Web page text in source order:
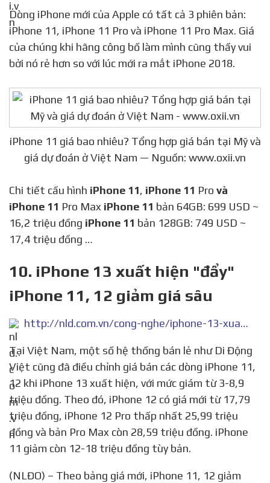
Dòng iPhone mới của Apple có tất cả 3 phiên bản:
iPhone 11, iPhone 11 Pro và iPhone 11 Pro Max. Giá
của chúng khi hãng công bố làm mình cũng thấy vui
bởi nó rẻ hơn so với lúc mới ra mắt iPhone 2018.
iPhone 11 giá bao nhiêu? Tổng hợp giá bán tại Mỹ và
giá dự đoán ở Việt Nam — Nguồn: www.oxii.vn
Chi tiết cấu hình iPhone 11, iPhone 11 Pro và
iPhone 11 Pro Max iPhone 11 bản 64GB: 699 USD ~
16,2 triệu đồng iPhone 11 bản 128GB: 749 USD ~
17,4 triệu đồng …
10. iPhone 13 xuất hiện "đẩy"
iPhone 11, 12 giảm giá sâu
http://nld.com.vn/cong-nghe/iphone-13-xuat-hien-day-iphone-11-12-giam-gia-sau-20210915105747153.htm
Tại Việt Nam, một số hệ thống bán lẻ như Di Động
Việt cũng đã điều chỉnh giá bán các dòng iPhone 11,
12 khi iPhone 13 xuất hiện, với mức giám từ 3-8,9
triệu đồng. Theo đó, iPhone 12 có giá mới từ 17,79
triệu đồng, iPhone 12 Pro thấp nhất 25,99 triệu
đồng và bản Pro Max còn 28,59 triệu đồng. iPhone
11 giảm còn 12-18 triệu đồng tùy bản.
(NLĐO) – Theo bảng giá mới, iPhone 11, 12 giảm